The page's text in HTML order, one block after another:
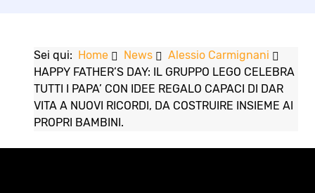
Sei qui: Home News
Alessio Carmignani
HAPPY FATHER’S DAY: IL GRUPPO LEGO CELEBRA
TUTTI I PAPA’ CON IDEE REGALO CAPACI DI DAR
VITA A NUOVI RICORDI, DA COSTRUIRE INSIEME AI
PROPRI BAMBINI.